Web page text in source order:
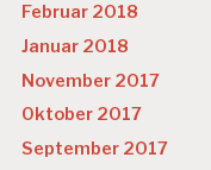
Februar 2018
Januar 2018
November 2017
Oktober 2017
September 2017